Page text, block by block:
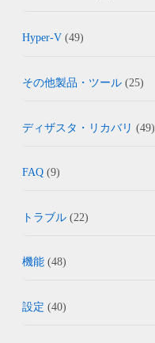
Hyper-V (49)
その他製品・ツール (25)
ディザスタ・リカバリ (49)
FAQ (9)
トラブル (22)
機能 (48)
設定 (40)